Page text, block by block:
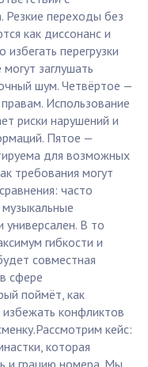
Резкие переходы без
как диссонанс и
перегрузки
заглушать
шум. Четвёртое —
Использование
риски нарушений и
Пятое —
для возможных
требования могут
часто
универсален. В то
гибкости и
совместная
сфере
поймёт, как
конфликтов
кейс:
которая